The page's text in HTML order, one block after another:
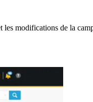
modifications de la